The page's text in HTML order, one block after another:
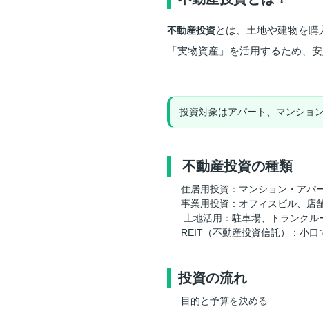
不動産投資とは、土地や建物を購
「実物資産」を活用するため、
投資対象はアパート、マンショ
️ 不動産投資の種類
住居用投資：マンション・アパ
事業用投資：オフィスビル、店
土地活用：駐車場、トランクル
REIT（不動産投資信託）：小口
投資の流れ
目的と予算を決める